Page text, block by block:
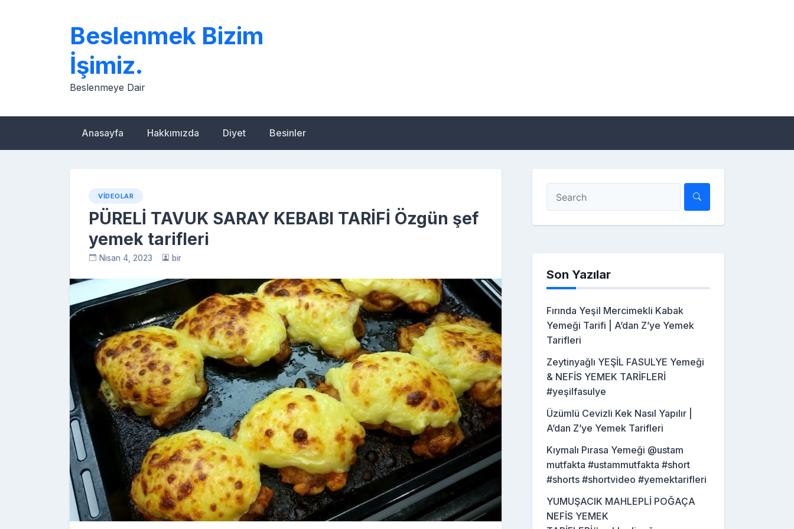
Beslenmek Bizim
İşimiz.
Beslenmeye Dair
Anasayfa Hakkımızda Diyet Besinler
VIDEOLAR
PÜRELİ TAVUK SARAY KEBABI TARİFİ Özgün şef
yemek tarifleri
Nisan 4, 2023 bir
Son Yazılar
Fırında Yeşil Mercimekli Kabak
Yemeği Tarifi | A’dan Z’ye Yemek
Tarifleri
Zeytinyağlı YEŞİL FASULYE Yemeği
& NEFİS YEMEK TARİFLERİ
#yeşilfasulye
Üzümlü Cevizli Kek Nasıl Yapılır |
A’dan Z’ye Yemek Tarifleri
Kıymalı Pırasa Yemeği @ustam
mutfakta #ustammutfakta #short
#shorts #shortvideo #yemektarifleri
YUMUŞACIK MAHLEPLİ POĞAÇA
NEFİS YEMEK